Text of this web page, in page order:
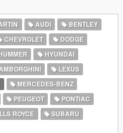
AUDI
BENTLEY
CHEVROLET
DODGE
HYUNDAI
LEXUS
MERCEDES-BENZ
PEUGEOT
PONTIAC
ROYCE
SUBARU